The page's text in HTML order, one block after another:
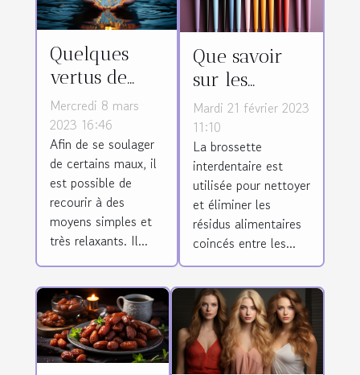
Quelques
vertus de
l'eau de lune
Mercredi 8 mars
2023 16:46
Afin de se soulager
de certains maux, il
est possible de
recourir à des
moyens simples et
très relaxants. Il...
Que savoir
sur les
brossettes
interdentaires
?
Mardi 21 février 2023
11:10
La brossette
interdentaire est
utilisée pour nettoyer
et éliminer les
résidus alimentaires
coincés entre les...